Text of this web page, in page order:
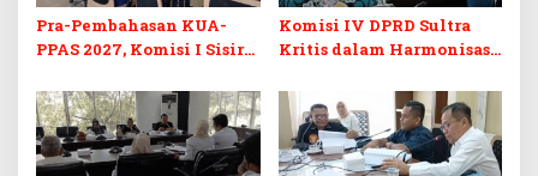
Pra-Pembahasan KUA-
PPAS 2027, Komisi I Sisir
Berkelanjutan
Komisi IV DPRD Sultra
Kritis dalam Harmonisasi
Perubahan APBD 2026